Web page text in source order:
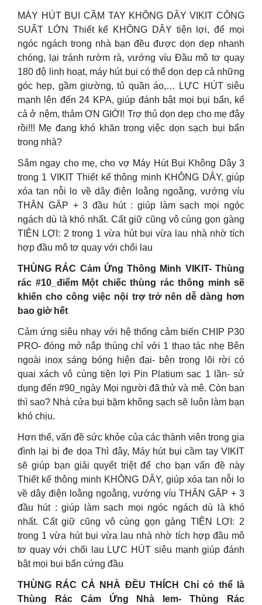
MÁY HÚT BỤI CẦM TAY KHÔNG DÂY VIKIT CÔNG
SUẤT LỚN Thiết kế KHÔNG DÂY tiện lợi, để mọi
ngóc ngách trong nhà bạn đều được dọn dẹp nhanh
chóng, lại tránh rườm rà, vướng víu Đầu mô tơ quay
180 độ linh hoạt, máy hút bụi có thể dọn dẹp cả những
góc hẹp, gầm giường, tủ quần áo,… LỰC HÚT siêu
mạnh lên đến 24 KPA, giúp đánh bật mọi bụi bẩn, kể
cả ở nệm, thảm ƠN GIỜI! Trợ thủ dọn dẹp cho mẹ đây
rồi!!! Mẹ đang khó khăn trong việc dọn sạch bụi bẩn
trong nhà?
Sắm ngay cho mẹ, cho vợ Máy Hút Bụi Không Dây 3
trong 1 VIKIT Thiết kế thông minh KHÔNG DÂY, giúp
xóa tan nỗi lo về dây điện loằng ngoằng, vướng víu
THÂN GẬP + 3 đầu hút : giúp làm sạch mọi ngóc
ngách dù là khó nhất. Cất giữ cũng vô cùng gọn gàng
TIỆN LỢI: 2 trong 1 vừa hút bụi vừa lau nhà nhờ tích
hợp đầu mô tơ quay với chổi lau
THÙNG RÁC Cảm Ứng Thông Minh VIKIT- Thùng
rác #10_điểm Một chiếc thùng rác thông minh sẽ
khiến cho công việc nội trợ trở nên dễ dàng hơn
bao giờ hết
Cảm ứng siêu nhạy với hệ thống cảm biến CHIP P30
PRO- đóng mở nắp thùng chỉ với 1 thao tác nhẹ Bên
ngoài inox sáng bóng hiện đại- bên trong lõi rời có
quai xách vô cùng tiện lợi Pin Platium sạc 1 lần- sử
dụng đến #90_ngày Mọi người đã thử và mê. Còn bạn
thì sao? Nhà cửa bụi bặm không sạch sẽ luôn làm bạn
khó chịu.
Hơn thế, vấn đề sức khỏe của các thành viên trong gia
đình lại bị đe dọa Thì đây, Máy hút bụi cầm tay VIKIT
sẽ giúp bạn giải quyết triệt để cho bạn vấn đề này
Thiết kế thông minh KHÔNG DÂY, giúp xóa tan nỗi lo
về dây điện loằng ngoằng, vướng víu THÂN GẬP + 3
đầu hút : giúp làm sạch mọi ngóc ngách dù là khó
nhất. Cất giữ cũng vô cùng gọn gàng TIỆN LỢI: 2
trong 1 vừa hút bụi vừa lau nhà nhờ tích hợp đầu mô
tơ quay với chổi lau LỰC HÚT siêu mạnh giúp đánh
bật mọi bụi bẩn cứng đầu
THÙNG RÁC CẢ NHÀ ĐỀU THÍCH Chỉ có thể là
Thùng Rác Cảm Ứng Nhà Iem- Thùng Rác